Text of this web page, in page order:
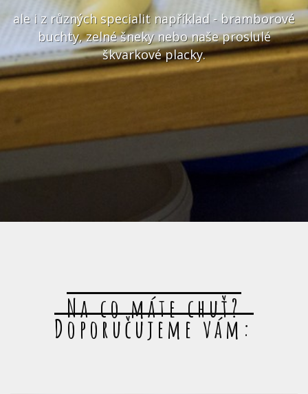
ale i z různých specialit například - bramborové
buchty, zelné šneky nebo naše proslulé
škvarkové placky.
Na co máte chuť?
Doporučujeme vám: